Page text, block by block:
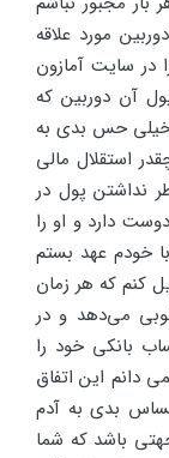
مورد علاقه
در سایت آمازون
آن دوربین که
و خیلی حس بدی به
استقلال مالی
پول در
دارد و او را
خودم عهد بستم
کنم که هر زمان
می‌دهد و در
بانکی خود را
دانم این اتفاق
بدی به آدم
باشد که شما